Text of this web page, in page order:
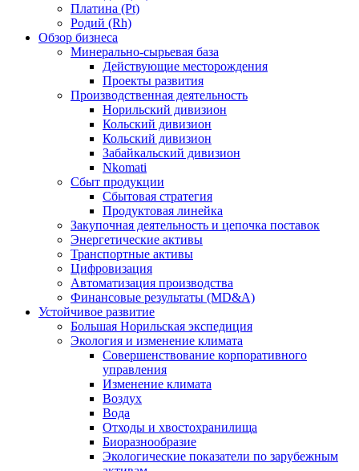
Платина (Pt)
Родий (Rh)
Обзор бизнеса
Минерально-сырьевая база
Действующие месторождения
Проекты развития
Производственная деятельность
Норильский дивизион
Кольский дивизион
Кольский дивизион
Забайкальский дивизион
Nkomati
Сбыт продукции
Сбытовая стратегия
Продуктовая линейка
Закупочная деятельность и цепочка поставок
Энергетические активы
Транспортные активы
Цифровизация
Автоматизация производства
Финансовые результаты (MD&A)
Устойчивое развитие
Большая Норильская экспедиция
Экология и изменение климата
Совершенствование корпоративного
управления
Изменение климата
Воздух
Вода
Отходы и хвостохранилища
Биоразнообразие
Экологические показатели по зарубежным